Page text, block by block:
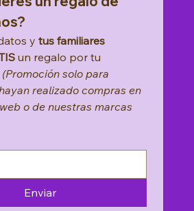
y tus familiares
un regalo por tu
(Promoción solo para
realizado compras en
o de nuestras marcas
Enviar